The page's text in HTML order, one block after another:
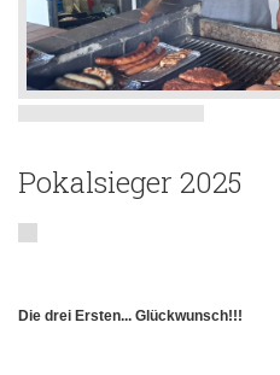
Pokalsieger 2025
Die drei Ersten... Glückwunsch!!!